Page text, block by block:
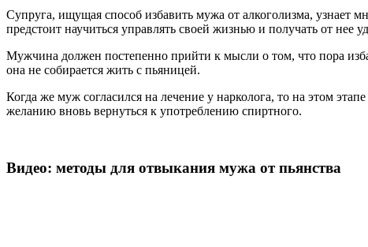
Супруга, ищущая способ избавить мужа от алкоголизма, узнает
предстоит научиться управлять своей жизнью и получать от нее
Мужчина должен постепенно прийти к мысли о том, что пора
она не собирается жить с пьяницей.
Когда же муж согласился на лечение у нарколога, то на этом
желанию вновь вернуться к употреблению спиртного.
Видео: методы для отвыкания мужа от пьянства